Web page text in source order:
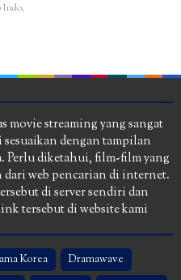
Indo,
movie streaming yang sangat
dengan tampilan
Perlu diketahui, film-film yang
dari web pencarian di internet.
di server sendiri dan
tersebut di website kami
Korea
Dramawave